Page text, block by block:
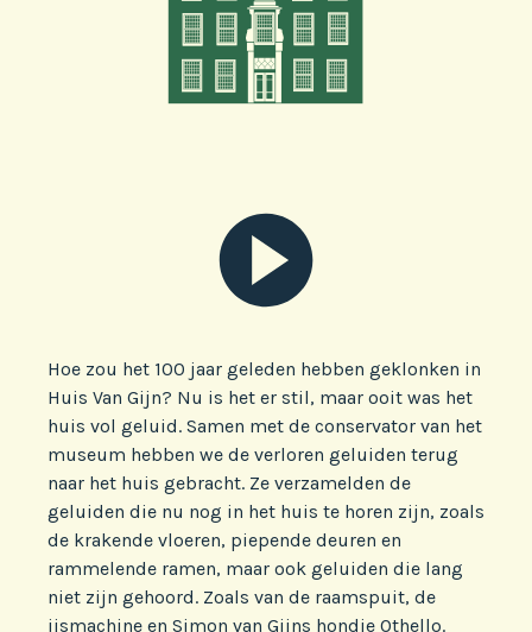
Hoe zou het 100 jaar geleden hebben geklonken in
Huis Van Gijn? Nu is het er stil, maar ooit was het
huis vol geluid. Samen met de conservator van het
museum hebben we de verloren geluiden terug
naar het huis gebracht. Ze verzamelden de
geluiden die nu nog in het huis te horen zijn, zoals
de krakende vloeren, piepende deuren en
rammelende ramen, maar ook geluiden die lang
niet zijn gehoord. Zoals van de raamspuit, de
ijsmachine en Simon van Gijns hondje Othello.